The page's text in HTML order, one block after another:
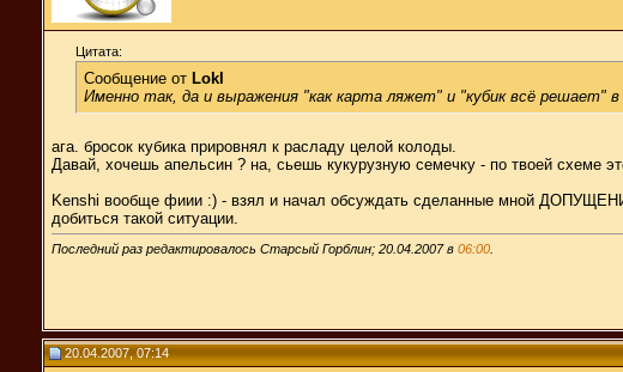
Цитата:
Сообщение от LokI
Именно так, да и выражения "как карта ляжет" и "кубик всё решает"
ага. бросок кубика прировнял к расладу целой колоды.
Давай, хочешь апельсин ? на, сьешь кукурузную семечку - по твоей схеме
Kenshi вообще фиии :) - взял и начал обсуждать сделанные мной
добиться такой ситуации.
Последний раз редактировалось Старсый Горблин; 20.04.2007 в 06:00
20.04.2007, 07:14